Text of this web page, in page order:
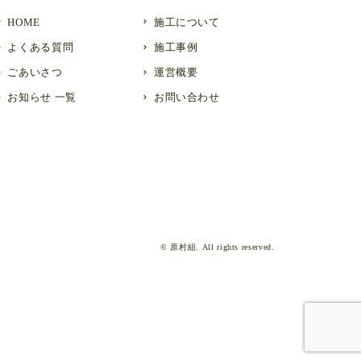
HOME 施工について
よくある質問 施工事例
ごあいさつ 運営概要
お知らせ 一覧 お問い合わせ
© 原村組. All rights reserved.